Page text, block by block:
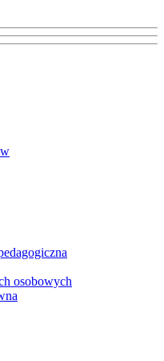
osobowych